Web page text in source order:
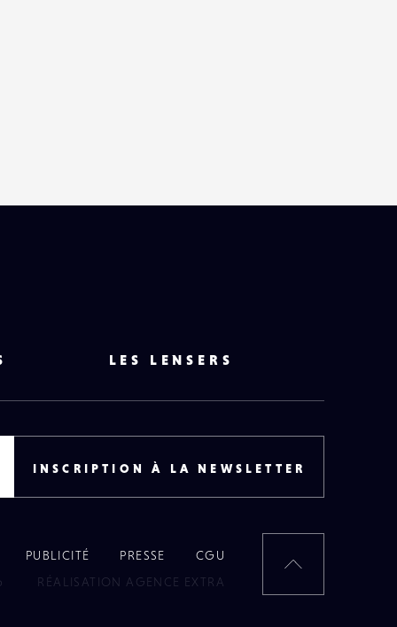
LES LENSERS
INSCRIPTION À LA NEWSLETTER
PUBLICITÉ PRESSE
CGU
RÉALISATION AGENCE EXTRA